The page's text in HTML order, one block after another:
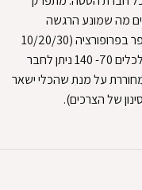
מה שמונע הרגשה
קלסטרופובית לבעלי החיים, מאוד מאוורר. כל מספר בפרופורציה (10/20/30
וכ’ו) מסמל את גודל החיה שאפשר לשאת בתוכו, לכלים 70- 140 ניתן לחבר
תחתית כפולה מחוררת על מנת שהכלי ישאר
של הצרכים).